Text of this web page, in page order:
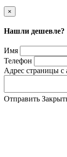
×
Нашли дешевле?
Имя
Телефон
Адрес страницы
Отправить